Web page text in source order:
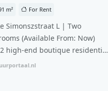
m² For Rent
Simonszstraat L | Two
(Available From: Now)
high-end boutique residential
in De Pijp feautring an